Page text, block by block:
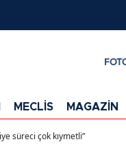
MECLİS MAGAZİN
süreci çok kıymetli”